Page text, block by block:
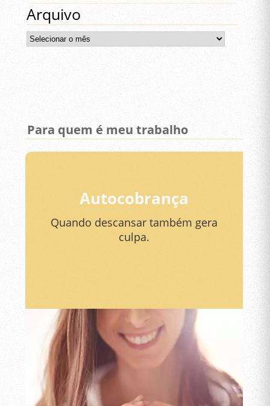
Arquivo
Arquivo
Para quem é meu trabalho
Autocobrança
Quando descansar também gera
culpa.